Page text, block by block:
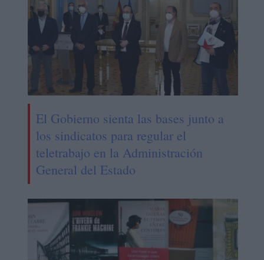
El Gobierno sienta las bases junto a
los sindicatos para regular el
teletrabajo en la Administración
General del Estado